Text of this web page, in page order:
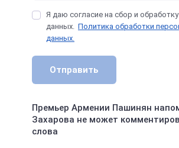
Я даю согласие на сбор и
данных. Политика обработки
данных.
Отправить
Премьер Армении Пашинян
Захарова не может
слова